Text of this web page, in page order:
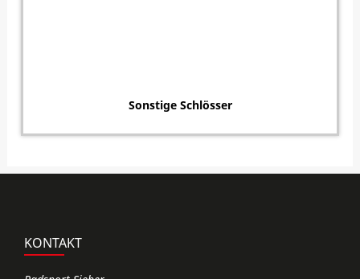
Sonstige Schlösser
KONTAKT